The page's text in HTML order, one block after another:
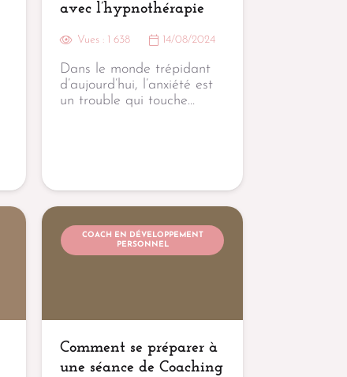
avec l’hypnothérapie
Vues : 1 638 14/08/2024
Dans le monde trépidant
d’aujourd’hui, l’anxiété est
un trouble qui touche…
COACH EN DÉVELOPPEMENT
PERSONNEL
Comment se préparer à
une séance de Coaching